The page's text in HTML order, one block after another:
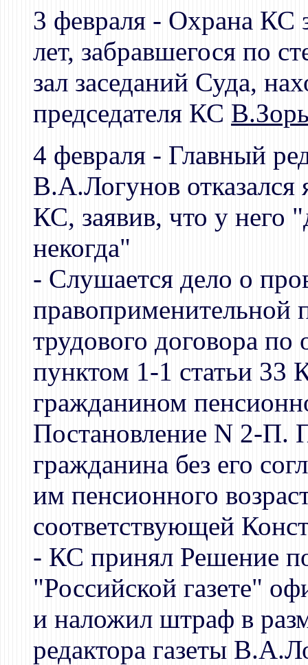
3 февраля - Охрана КС
лет, забравшегося по
зал заседаний Суда,
председателя КС
4 февраля - Главный
В.А.Логунов отказался
КС, заявив, что у него
некогда"
- Слушается дело о
правоприменительной
трудового договора
пунктом 1-1 статьи
гражданином
Постановление N 2-П.
гражданина без его
им пенсионного
соответствующей
- КС принял Решение
"Российской газете"
и наложил штраф в
редактора газеты